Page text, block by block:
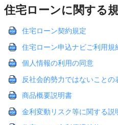
住宅ローンに関する
住宅ローン契約規定
住宅ローン申込ナビご利用規
個人情報の利用の同意
反社会的勢力ではないことの
商品概要説明書
金利変動リスク等に関する説